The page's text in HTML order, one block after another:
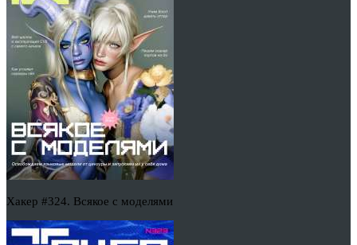
Хакер #324. Всякое с моделями